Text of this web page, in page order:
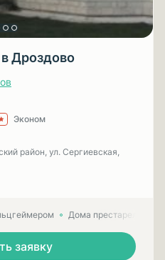
Дроздово
Эконом
район, ул. Сергиевская,
Дома престарелых
заявку